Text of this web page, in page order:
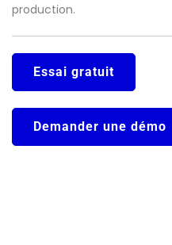
production.
Essai gratuit
Demander une démo